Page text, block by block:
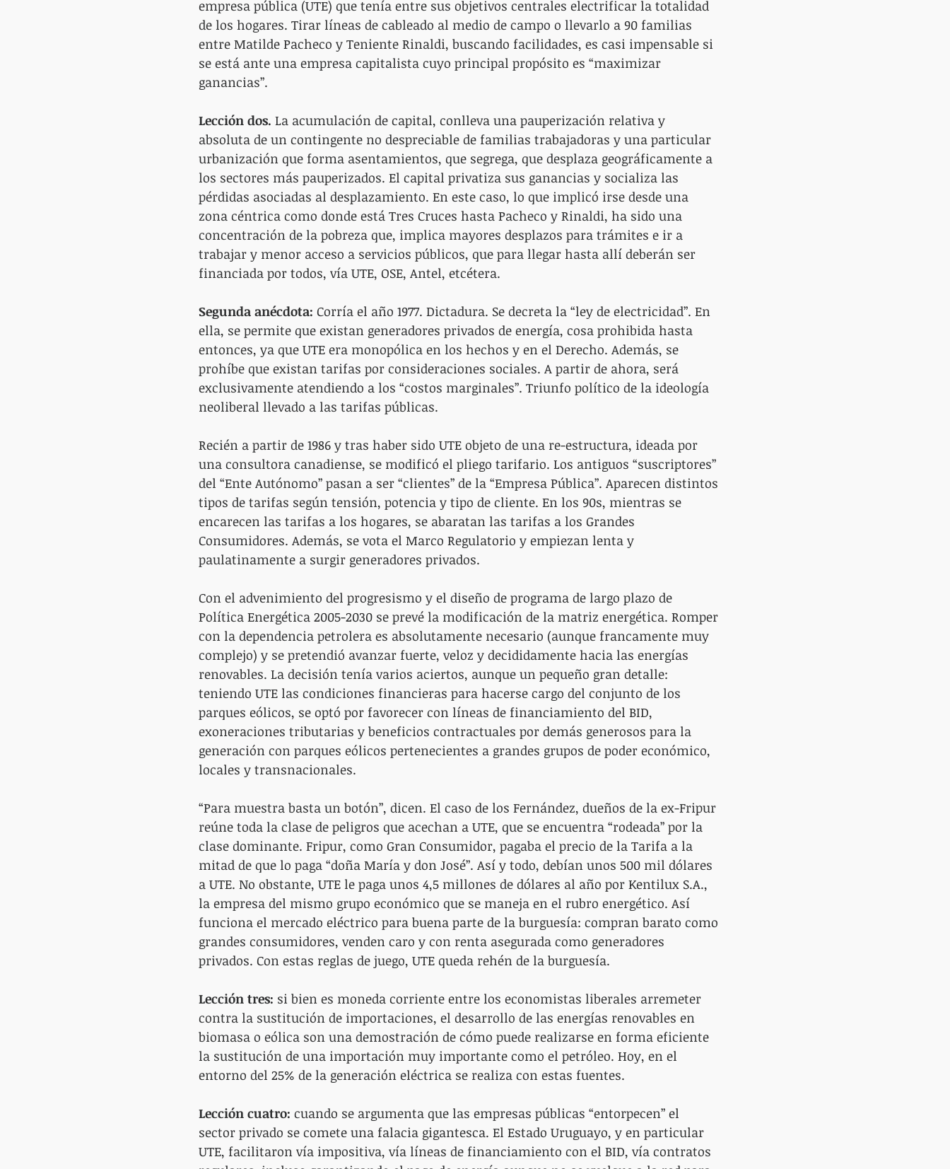
empresa pública (UTE) que tenía entre sus objetivos centrales electrificar la totalidad
de los hogares. Tirar líneas de cableado al medio de campo o llevarlo a 90 familias
entre Matilde Pacheco y Teniente Rinaldi, buscando facilidades, es casi impensable si
se está ante una empresa capitalista cuyo principal propósito es “maximizar
ganancias”.
Lección dos. La acumulación de capital, conlleva una pauperización relativa y
absoluta de un contingente no despreciable de familias trabajadoras y una particular
urbanización que forma asentamientos, que segrega, que desplaza geográficamente a
los sectores más pauperizados. El capital privatiza sus ganancias y socializa las
pérdidas asociadas al desplazamiento. En este caso, lo que implicó irse desde una
zona céntrica como donde está Tres Cruces hasta Pacheco y Rinaldi, ha sido una
concentración de la pobreza que, implica mayores desplazos para trámites e ir a
trabajar y menor acceso a servicios públicos, que para llegar hasta allí deberán ser
financiada por todos, vía UTE, OSE, Antel, etcétera.
Segunda anécdota: Corría el año 1977. Dictadura. Se decreta la “ley de electricidad”. En
ella, se permite que existan generadores privados de energía, cosa prohibida hasta
entonces, ya que UTE era monopólica en los hechos y en el Derecho. Además, se
prohíbe que existan tarifas por consideraciones sociales. A partir de ahora, será
exclusivamente atendiendo a los “costos marginales”. Triunfo político de la ideología
neoliberal llevado a las tarifas públicas.
Recién a partir de 1986 y tras haber sido UTE objeto de una re-estructura, ideada por
una consultora canadiense, se modificó el pliego tarifario. Los antiguos “suscriptores”
del “Ente Autónomo” pasan a ser “clientes” de la “Empresa Pública”. Aparecen distintos
tipos de tarifas según tensión, potencia y tipo de cliente. En los 90s, mientras se
encarecen las tarifas a los hogares, se abaratan las tarifas a los Grandes
Consumidores. Además, se vota el Marco Regulatorio y empiezan lenta y
paulatinamente a surgir generadores privados.
Con el advenimiento del progresismo y el diseño de programa de largo plazo de
Política Energética 2005-2030 se prevé la modificación de la matriz energética. Romper
con la dependencia petrolera es absolutamente necesario (aunque francamente muy
complejo) y se pretendió avanzar fuerte, veloz y decididamente hacia las energías
renovables. La decisión tenía varios aciertos, aunque un pequeño gran detalle:
teniendo UTE las condiciones financieras para hacerse cargo del conjunto de los
parques eólicos, se optó por favorecer con líneas de financiamiento del BID,
exoneraciones tributarias y beneficios contractuales por demás generosos para la
generación con parques eólicos pertenecientes a grandes grupos de poder económico,
locales y transnacionales.
“Para muestra basta un botón”, dicen. El caso de los Fernández, dueños de la ex-Fripur
reúne toda la clase de peligros que acechan a UTE, que se encuentra “rodeada” por la
clase dominante. Fripur, como Gran Consumidor, pagaba el precio de la Tarifa a la
mitad de que lo paga “doña María y don José”. Así y todo, debían unos 500 mil dólares
a UTE. No obstante, UTE le paga unos 4,5 millones de dólares al año por Kentilux S.A.,
la empresa del mismo grupo económico que se maneja en el rubro energético. Así
funciona el mercado eléctrico para buena parte de la burguesía: compran barato como
grandes consumidores, venden caro y con renta asegurada como generadores
privados. Con estas reglas de juego, UTE queda rehén de la burguesía.
Lección tres: si bien es moneda corriente entre los economistas liberales arremeter
contra la sustitución de importaciones, el desarrollo de las energías renovables en
biomasa o eólica son una demostración de cómo puede realizarse en forma eficiente
la sustitución de una importación muy importante como el petróleo. Hoy, en el
entorno del 25% de la generación eléctrica se realiza con estas fuentes.
Lección cuatro: cuando se argumenta que las empresas públicas “entorpecen” el
sector privado se comete una falacia gigantesca. El Estado Uruguayo, y en particular
UTE, facilitaron vía impositiva, vía líneas de financiamiento con el BID, vía contratos